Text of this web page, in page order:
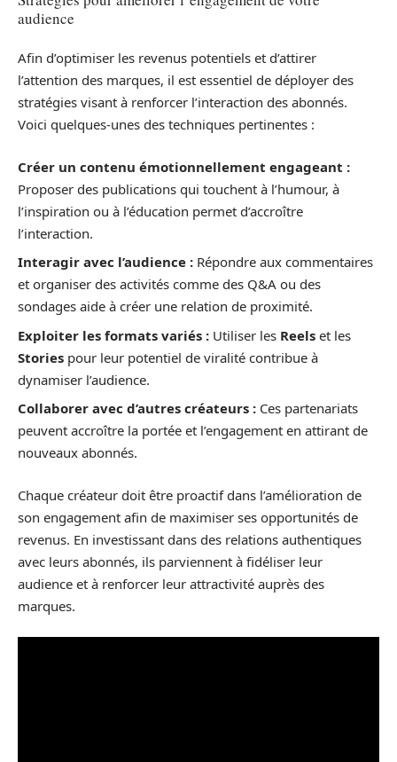
audience
Afin d’optimiser les revenus potentiels et d’attirer
l’attention des marques, il est essentiel de déployer des
stratégies visant à renforcer l’interaction des abonnés.
Voici quelques-unes des techniques pertinentes :
Créer un contenu émotionnellement engageant :
Proposer des publications qui touchent à l’humour, à
l’inspiration ou à l’éducation permet d’accroître
l’interaction.
Interagir avec l’audience : Répondre aux commentaires
et organiser des activités comme des Q&A ou des
sondages aide à créer une relation de proximité.
Exploiter les formats variés : Utiliser les Reels et les
Stories pour leur potentiel de viralité contribue à
dynamiser l’audience.
Collaborer avec d’autres créateurs : Ces partenariats
peuvent accroître la portée et l’engagement en attirant de
nouveaux abonnés.
Chaque créateur doit être proactif dans l’amélioration de
son engagement afin de maximiser ses opportunités de
revenus. En investissant dans des relations authentiques
avec leurs abonnés, ils parviennent à fidéliser leur
audience et à renforcer leur attractivité auprès des
marques.